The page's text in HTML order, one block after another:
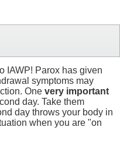
IAWP! Parox has given
symptoms may
One very important
day. Take them
day throws your body in
when you are "on